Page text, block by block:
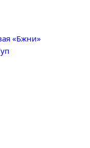
«Бжни»